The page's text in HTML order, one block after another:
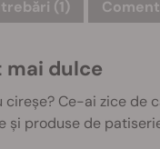
(1)
mai dulce
Ce-ai zice de
produse de